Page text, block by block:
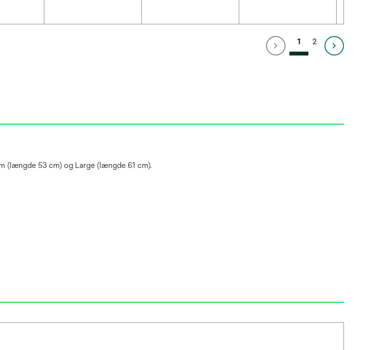
1 2
(længde 53 cm) og Large (længde 61 cm).